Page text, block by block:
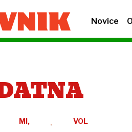
Novice
MI,
VOLITVE